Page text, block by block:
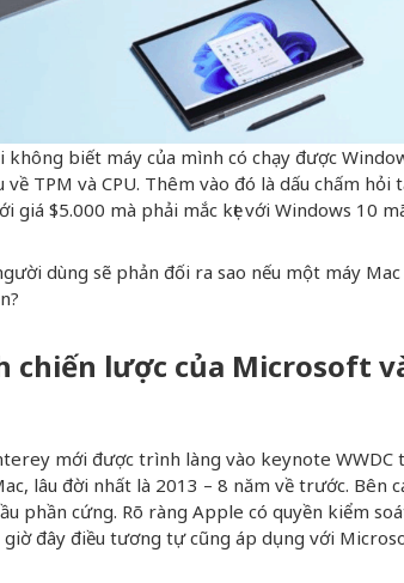
biết máy của mình có chạy được
về TPM và CPU. Thêm vào đó là dấu chấm
giá $5.000 mà phải mắc kẹt với Windows 10
dùng sẽ phản đối ra sao nếu một máy
chiến lược của Microsoft
mới được trình làng vào keynote
lâu đời nhất là 2013 – 8 năm về trước.
phần cứng. Rõ ràng Apple có quyền kiểm
đây điều tương tự cũng áp dụng với